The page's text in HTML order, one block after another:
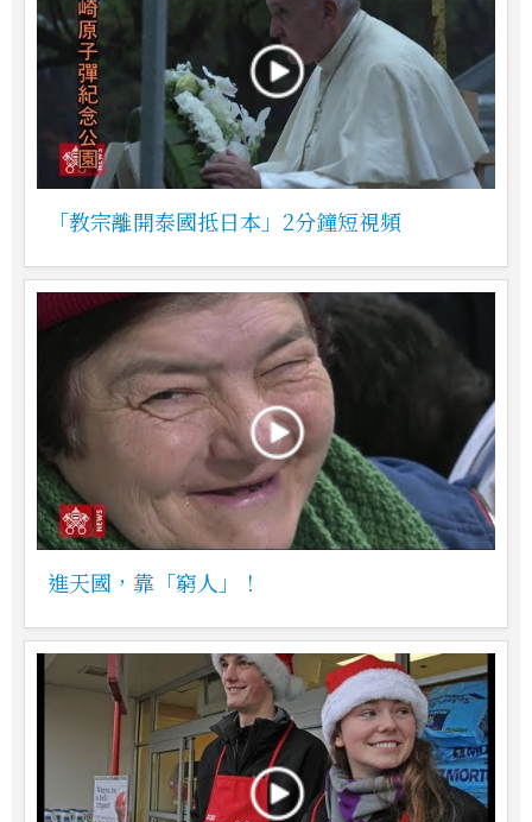
「教宗離開泰國抵日本」2分鐘短視頻
進天國，靠「窮人」！